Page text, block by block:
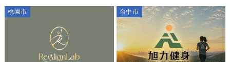
桃園市 台中市